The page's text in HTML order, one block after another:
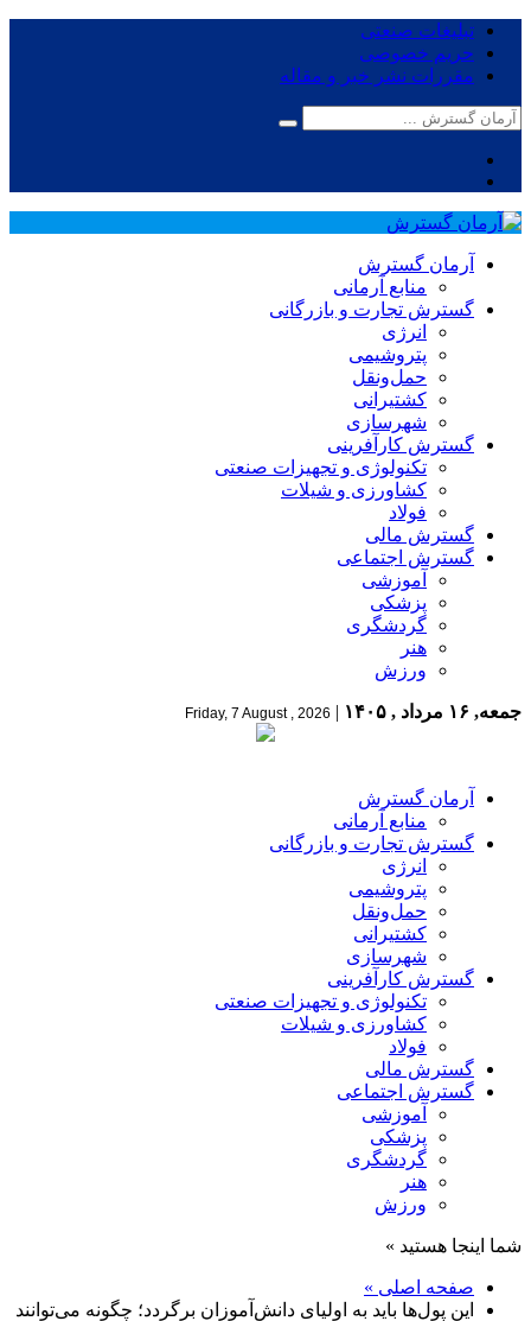
تبلیغات صنعتی
حریم خصوصی
مقررات نشر خبر و مقاله
آرمان گسترش
منابع آرمانی
گسترش تجارت و بازرگانی
انرژی
پتروشیمی
حمل‌و‌نقل
کشتیرانی
شهرسازی
گسترش کارآفرینی
تکنولوژی و تجهیزات صنعتی
کشاورزی و شیلات
فولاد
گسترش مالی
گسترش اجتماعی
آموزشی
پزشکی
گردشگری
هنر
ورزش
جمعه, ۱۶ مرداد , ۱۴۰۵ |
Friday, 7 August , 2026
آرمان گسترش
منابع آرمانی
گسترش تجارت و بازرگانی
انرژی
پتروشیمی
حمل‌و‌نقل
کشتیرانی
شهرسازی
گسترش کارآفرینی
تکنولوژی و تجهیزات صنعتی
کشاورزی و شیلات
فولاد
گسترش مالی
گسترش اجتماعی
آموزشی
پزشکی
گردشگری
هنر
ورزش
شما اینجا هستید »
صفحه اصلی »
این پول‌ها باید به اولیای دانش‌آموزان برگردد؛ چگونه می‌توانند